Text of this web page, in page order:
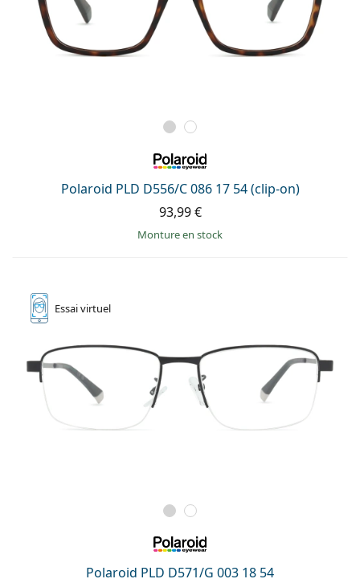
Polaroid PLD D556/C 086 17 54 (clip-on)
93,99 €
Monture en stock
Essaivirtuel
Polaroid PLD D571/G 003 18 54